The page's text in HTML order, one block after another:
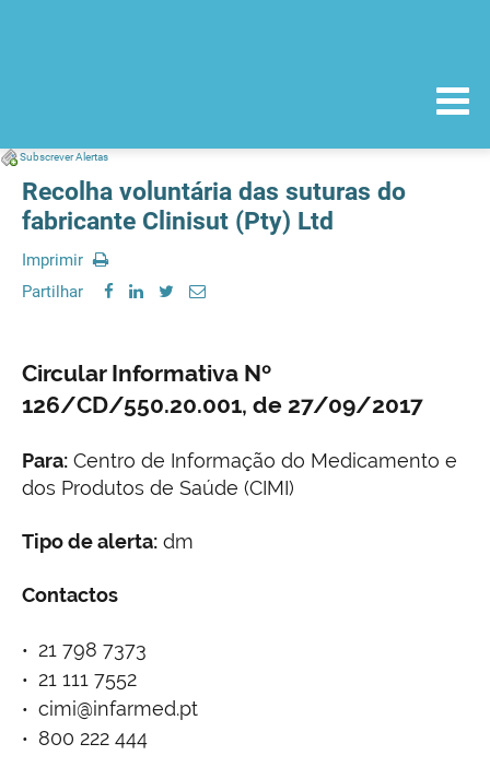
Subscrever Alertas
Recolha voluntária das suturas do
fabricante Clinisut (Pty) Ltd
Imprimir
Partilhar
Circular Informativa Nº
126/CD/550.20.001, de 27/09/2017
Para: Centro de Informação do Medicamento e
dos Produtos de Saúde (CIMI)
Tipo de alerta: dm
Contactos
21 798 7373
21 111 7552
cimi@infarmed.pt
800 222 444